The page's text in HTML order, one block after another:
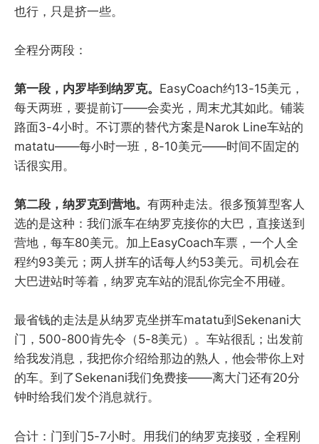
也行，只是挤一些。
全程分两段：
第一段，内罗毕到纳罗克。 EasyCoach约13-15美元，
每天两班，要提前订——会卖光，周末尤其如此。铺装
路面3-4小时。不订票的替代方案是Narok Line车站的
matatu——每小时一班，8-10美元——时间不固定的
话很实用。
第二段，纳罗克到营地。 有两种走法。很多预算型客人
选的是这种：我们派车在纳罗克接你的大巴，直接送到
营地，每车80美元。加上EasyCoach车票，一个人全
程约93美元；两人拼车的话每人约53美元。司机会在
大巴进站时等着，纳罗克车站的混乱你完全不用碰。
最省钱的走法是从纳罗克坐拼车matatu到Sekenani大
门，500-800肯先令（5-8美元）。车站很乱；出发前
给我发消息，我把你介绍给那边的熟人，他会带你上对
的车。到了Sekenani我们免费接——离大门还有20分
钟时给我们发个消息就行。
合计：门到门5-7小时。用我们的纳罗克接驳，全程刚